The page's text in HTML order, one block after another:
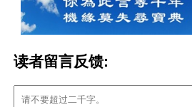
读者留言反馈: